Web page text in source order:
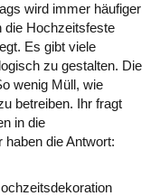
wird immer häufiger
die Hochzeitsfeste
Es gibt viele
zu gestalten. Die
wenig Müll, wie
betreiben. Ihr fragt
in die
haben die Antwort: